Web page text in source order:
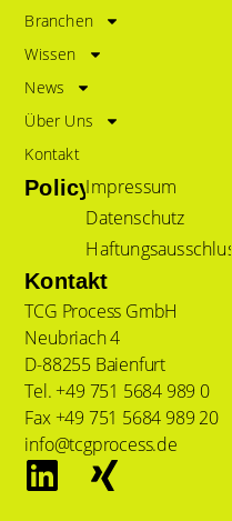
Branchen
Wissen
News
Über Uns
Kontakt
PolicyImpressum
Datenschutz
Haftungsausschluss
Kontakt
TCG Process GmbH
Neubriach 4
D-88255 Baienfurt
Tel. +49 751 5684 989 0
Fax +49 751 5684 989 20
info@tcgprocess.de